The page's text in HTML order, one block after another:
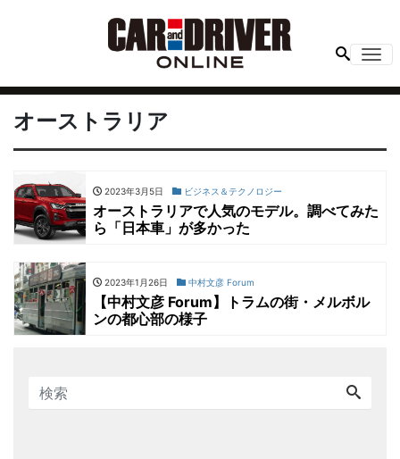
オーストラリア
2023年3月5日 ビジネス＆テクノロジー
オーストラリアで人気のモデル。調べてみた
ら「日本車」が多かった
2023年1月26日 中村文彦 Forum
【中村文彦 Forum】トラムの街・メルボル
ンの都心部の様子